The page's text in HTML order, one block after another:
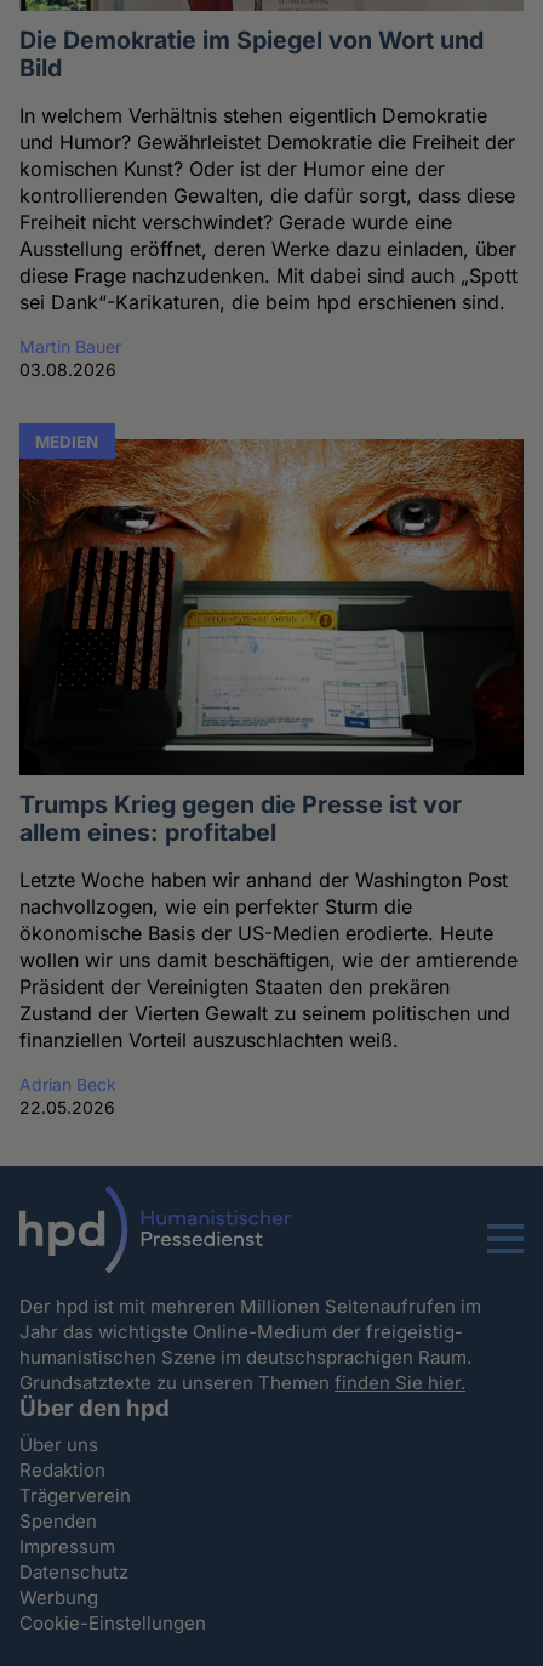
Die Demokratie im Spiegel von Wort und
Bild
In welchem Verhältnis stehen eigentlich Demokratie
und Humor? Gewährleistet Demokratie die Freiheit der
komischen Kunst? Oder ist der Humor eine der
kontrollierenden Gewalten, die dafür sorgt, dass diese
Freiheit nicht verschwindet? Gerade wurde eine
Ausstellung eröffnet, deren Werke dazu einladen, über
diese Frage nachzudenken. Mit dabei sind auch „Spott
sei Dank“-Karikaturen, die beim hpd erschienen sind.
Martin Bauer
03.08.2026
MEDIEN
Trumps Krieg gegen die Presse ist vor
allem eines: profitabel
Letzte Woche haben wir anhand der Washington Post
nachvollzogen, wie ein perfekter Sturm die
ökonomische Basis der US-Medien erodierte. Heute
wollen wir uns damit beschäftigen, wie der amtierende
Präsident der Vereinigten Staaten den prekären
Zustand der Vierten Gewalt zu seinem politischen und
finanziellen Vorteil auszuschlachten weiß.
Adrian Beck
22.05.2026
Menu
Der hpd ist mit mehreren Millionen Seitenaufrufen im
Jahr das wichtigste Online-Medium der freigeistig-
humanistischen Szene im deutschsprachigen Raum.
Grundsatztexte zu unseren Themenfinden Sie hier.
Über den hpd
Über uns
Redaktion
Trägerverein
Spenden
Impressum
Datenschutz
Werbung
Cookie-Einstellungen